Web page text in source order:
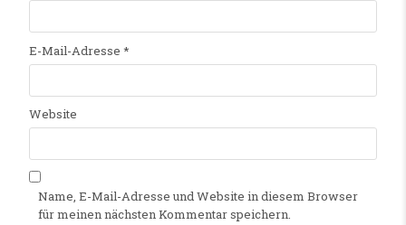
E-Mail-Adresse *
Website
Name, E-Mail-Adresse und Website in diesem Browser
für meinen nächsten Kommentar speichern.